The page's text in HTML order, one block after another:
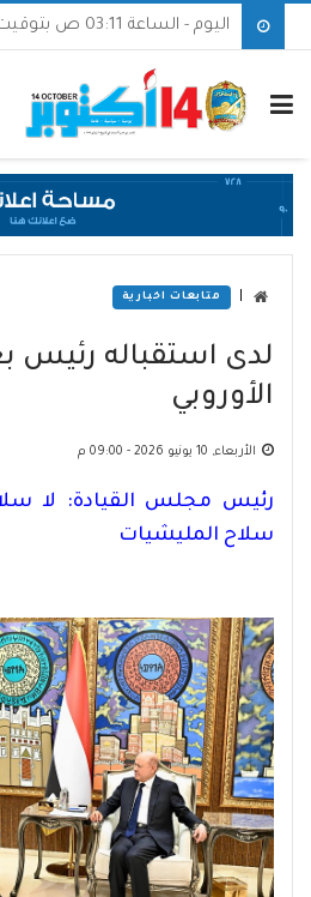
اليوم - الساعة 03:11 ص بتوقيت مدينة عدن
متابعات اخبارية
لدى استقباله رئيس
الأوروبي
الأربعاء, 10 يونيو 2026 - 09:00 م
رئيس مجلس القيادة: لا
سلاح المليشيات